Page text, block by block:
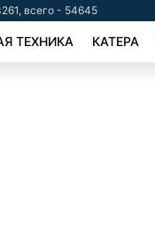
всего - 54645
ТЕХНИКА КАТЕРА